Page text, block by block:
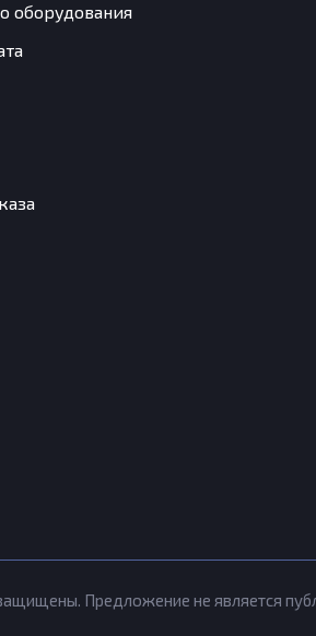
оборудования
Предложение не является